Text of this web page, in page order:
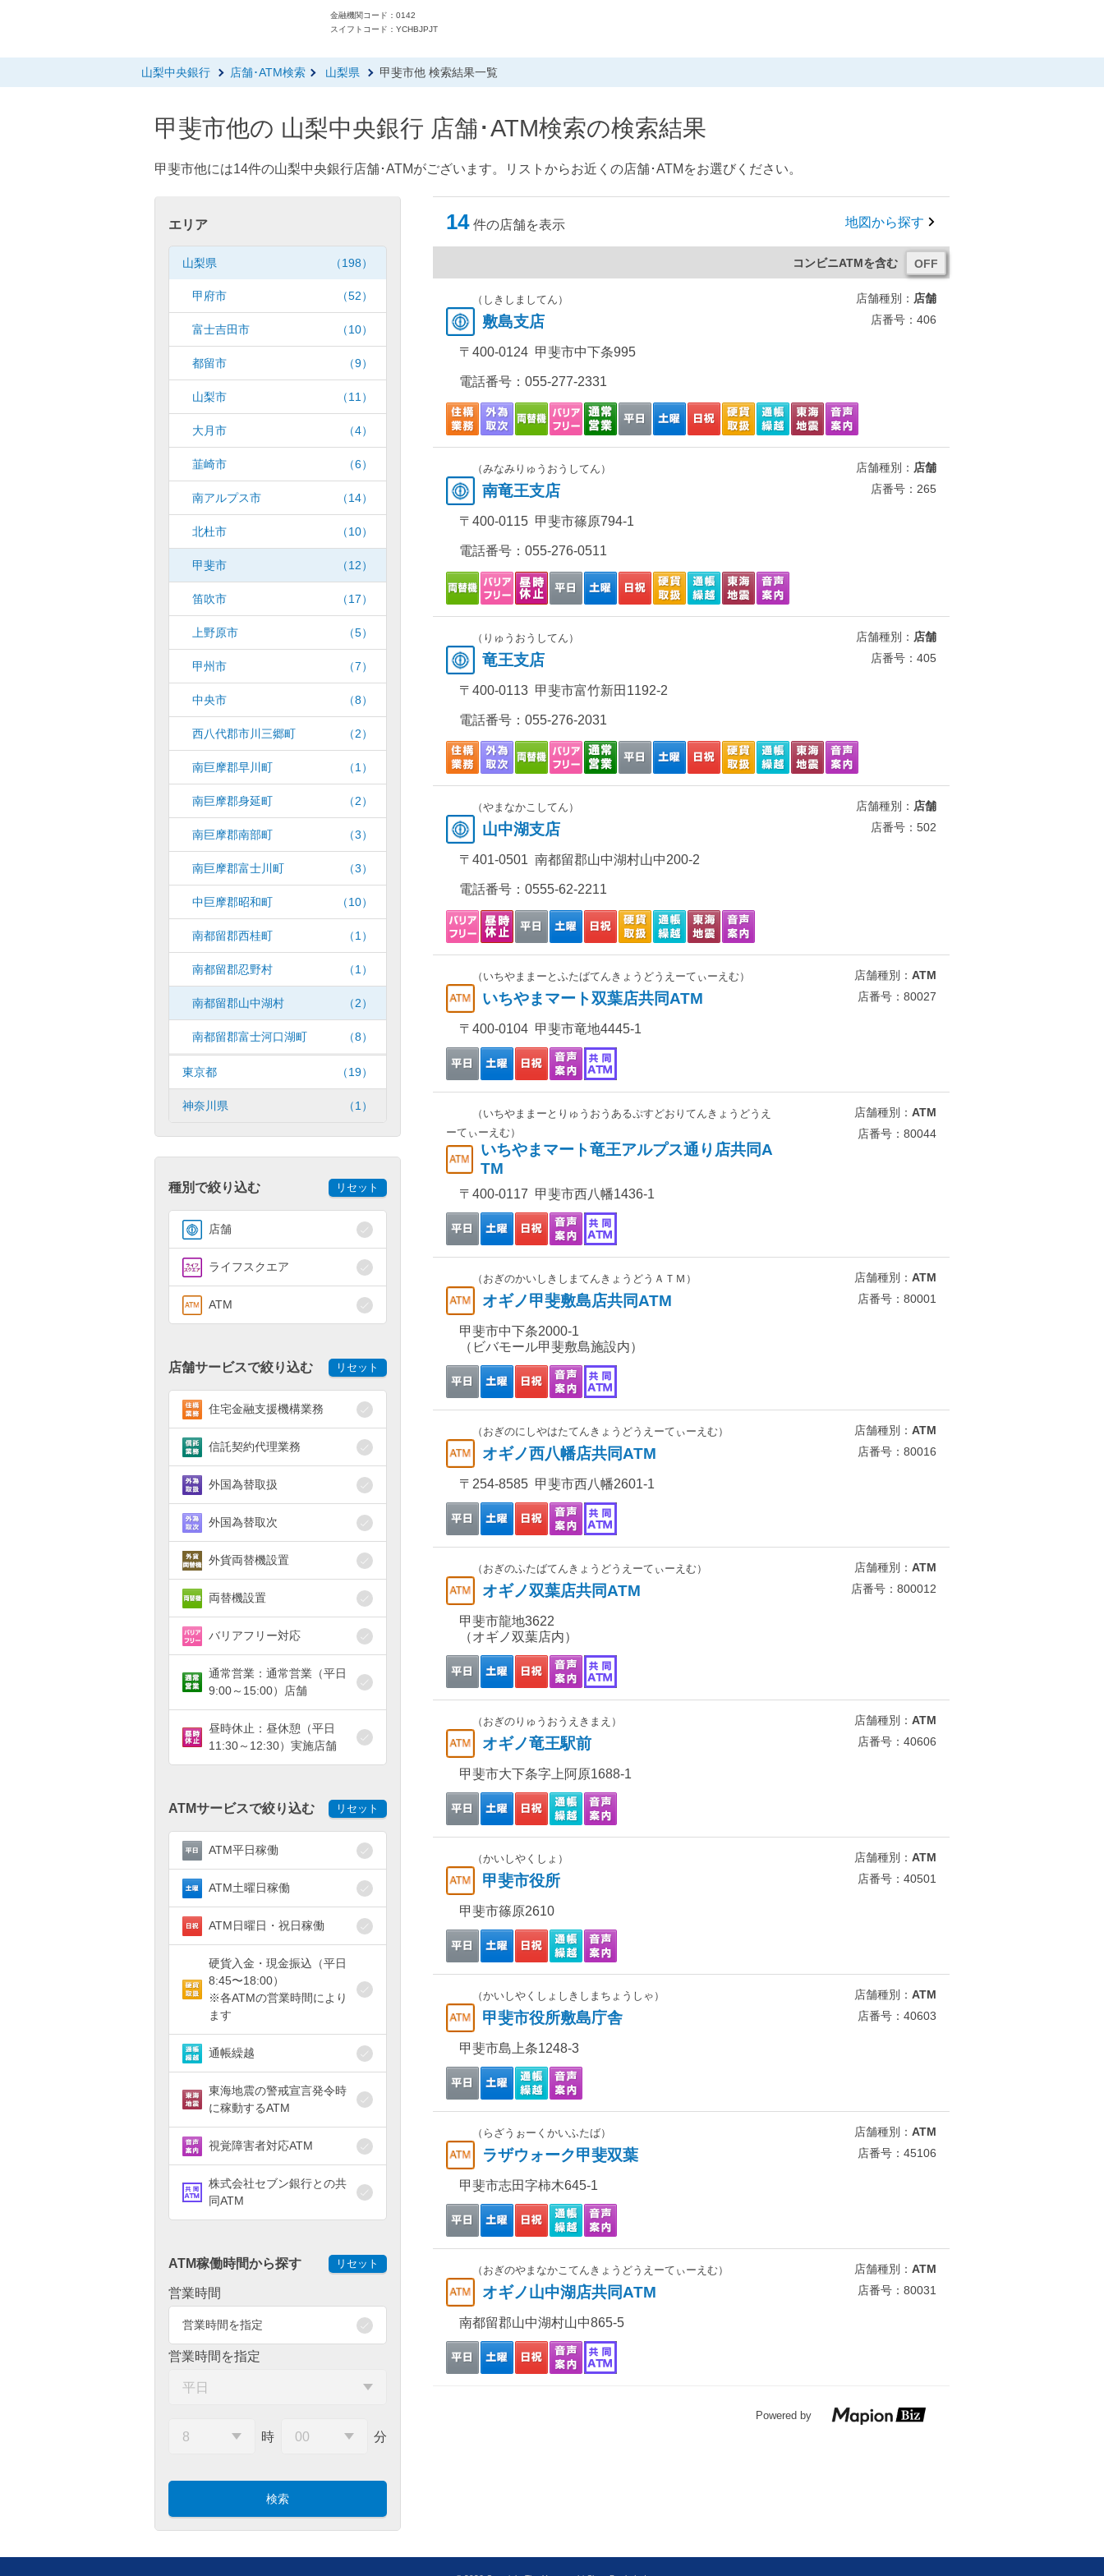
金融機関コード：0142
スイフトコード：YCHBJPJT
山梨中央銀行 店舗･ATM検索 山梨県 甲斐市他 検索結果一覧
甲斐市他の 山梨中央銀行 店舗･ATM検索の検索結果
甲斐市他には14件の山梨中央銀行店舗･ATMがございます。リストからお近くの店舗･ATMをお選びください。
エリア
山梨県 （198）
甲府市 （52）
富士吉田市 （10）
都留市 （9）
山梨市 （11）
大月市 （4）
韮崎市 （6）
南アルプス市 （14）
北杜市 （10）
甲斐市 （12）
笛吹市 （17）
上野原市 （5）
甲州市 （7）
中央市 （8）
西八代郡市川三郷町 （2）
南巨摩郡早川町 （1）
南巨摩郡身延町 （2）
南巨摩郡南部町 （3）
南巨摩郡富士川町 （3）
中巨摩郡昭和町 （10）
南都留郡西桂町 （1）
南都留郡忍野村 （1）
南都留郡山中湖村 （2）
南都留郡富士河口湖町 （8）
東京都 （19）
神奈川県 （1）
種別で絞り込む リセット
店舗
ライフスクエア
ATM
店舗サービスで絞り込む リセット
住宅金融支援機構業務
信託契約代理業務
外国為替取扱
外国為替取次
外貨両替機設置
両替機設置
バリアフリー対応
通常営業：通常営業（平日
9:00～15:00）店舗
昼時休止：昼休憩（平日
11:30～12:30）実施店舗
ATMサービスで絞り込む リセット
ATM平日稼働
ATM土曜日稼働
ATM日曜日・祝日稼働
硬貨入金・現金振込（平日
8:45〜18:00）
※各ATMの営業時間により
ます
通帳繰越
東海地震の警戒宣言発令時
に稼動するATM
視覚障害者対応ATM
株式会社セブン銀行との共
同ATM
ATM稼働時間から探す リセット
営業時間
営業時間を指定
営業時間を指定
時 分
14 件の店舗を表示 地図から探す
コンビニATMを含む
（しきしましてん）
敷島支店
店舗種別： 店舗
店番号：406
〒400-0124 甲斐市中下条995
電話番号： 055-277-2331
（みなみりゅうおうしてん）
南竜王支店
店舗種別： 店舗
店番号：265
〒400-0115 甲斐市篠原794-1
電話番号： 055-276-0511
（りゅうおうしてん）
竜王支店
店舗種別： 店舗
店番号：405
〒400-0113 甲斐市富竹新田1192-2
電話番号： 055-276-2031
（やまなかこしてん）
山中湖支店
店舗種別： 店舗
店番号：502
〒401-0501 南都留郡山中湖村山中200-2
電話番号： 0555-62-2211
（いちやままーとふたばてんきょうどうえーてぃーえむ）
いちやまマート双葉店共同ATM
店舗種別： ATM
店番号：80027
〒400-0104 甲斐市竜地4445-1
（いちやままーとりゅうおうあるぷすどおりてんきょうどうえ
ーてぃーえむ）
いちやまマート竜王アルプス通り店共同A
TM
店舗種別： ATM
店番号：80044
〒400-0117 甲斐市西八幡1436-1
（おぎのかいしきしまてんきょうどうＡＴＭ）
オギノ甲斐敷島店共同ATM
店舗種別： ATM
店番号：80001
甲斐市中下条2000-1
（ビバモール甲斐敷島施設内）
（おぎのにしやはたてんきょうどうえーてぃーえむ）
オギノ西八幡店共同ATM
店舗種別： ATM
店番号：80016
〒254-8585 甲斐市西八幡2601-1
（おぎのふたばてんきょうどうえーてぃーえむ）
オギノ双葉店共同ATM
店舗種別： ATM
店番号：800012
甲斐市龍地3622
（オギノ双葉店内）
（おぎのりゅうおうえきまえ）
オギノ竜王駅前
店舗種別： ATM
店番号：40606
甲斐市大下条字上阿原1688-1
（かいしやくしょ）
甲斐市役所
店舗種別： ATM
店番号：40501
甲斐市篠原2610
（かいしやくしょしきしまちょうしゃ）
甲斐市役所敷島庁舎
店舗種別： ATM
店番号：40603
甲斐市島上条1248-3
（らざうぉーくかいふたば）
ラザウォーク甲斐双葉
店舗種別： ATM
店番号：45106
甲斐市志田字柿木645-1
（おぎのやまなかこてんきょうどうえーてぃーえむ）
オギノ山中湖店共同ATM
店舗種別： ATM
店番号：80031
南都留郡山中湖村山中865-5
Powered by